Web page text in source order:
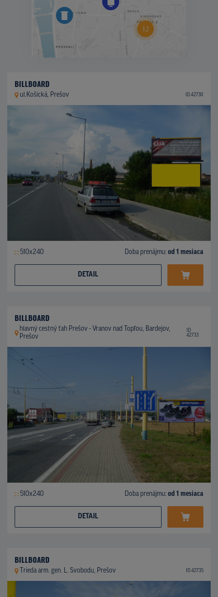
BILLBOARD
ul.Košická, Prešov ID 42730
510x240 Doba prenájmu: od 1 mesiaca
DETAIL
BILLBOARD
hlavný cestný ťah Prešov - Vranov nad Topľou, Bardejov,
Prešov
ID
42733
510x240 Doba prenájmu: od 1 mesiaca
DETAIL
BILLBOARD
Trieda arm. gen. L. Svobodu, Prešov ID 42735